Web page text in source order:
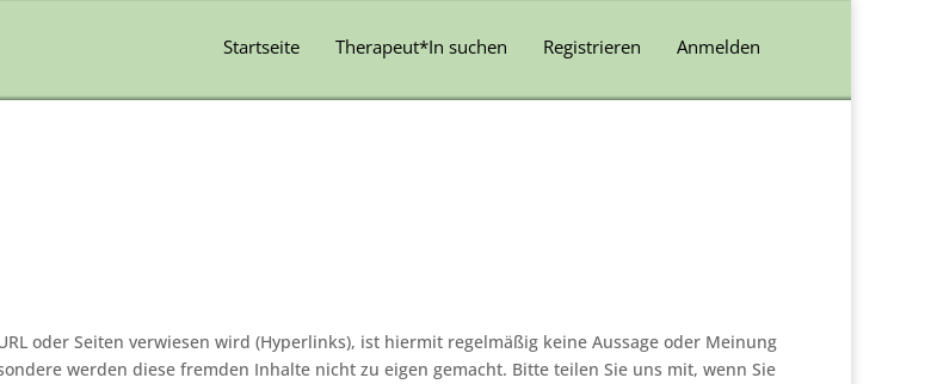
Startseite Therapeut*In suchen Registrieren Anmelden
oder Seiten verwiesen wird (Hyperlinks), ist hiermit regelmäßig keine Aussage oder Meinung
werden diese fremden Inhalte nicht zu eigen gemacht. Bitte teilen Sie uns mit, wenn Sie